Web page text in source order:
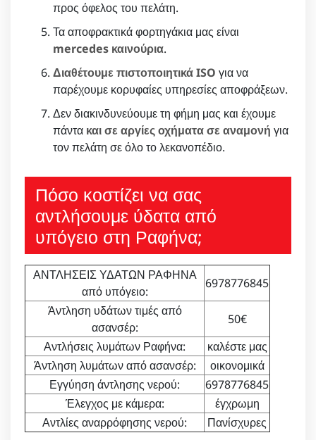
προς όφελος του πελάτη.
Τα αποφρακτικά φορτηγάκια μας είναι
mercedes καινούρια.
Διαθέτουμε πιστοποιητικά ISO για να
παρέχουμε κορυφαίες υπηρεσίες αποφράξεων.
Δεν διακινδυνεύουμε τη φήμη μας και έχουμε
πάντα και σε αργίες οχήματα σε αναμονή για
τον πελάτη σε όλο το λεκανοπέδιο.
Πόσο κοστίζει να σας
αντλήσουμε ύδατα από
υπόγειο στη Ραφήνα;
ΑΝΤΛΗΣΕΙΣ ΥΔΑΤΩΝ ΡΑΦΗΝΑ
από υπόγειο:
6978776845
Άντληση υδάτων τιμές από
ασανσέρ:
50€
Αντλήσεις λυμάτων Ραφήνα:
καλέστε μας
Άντληση λυμάτων από ασανσέρ:
οικονομικά
Εγγύηση άντλησης νερού:
6978776845
Έλεγχος με κάμερα:
έγχρωμη
Αντλίες αναρρόφησης νερού:
Πανίσχυρες